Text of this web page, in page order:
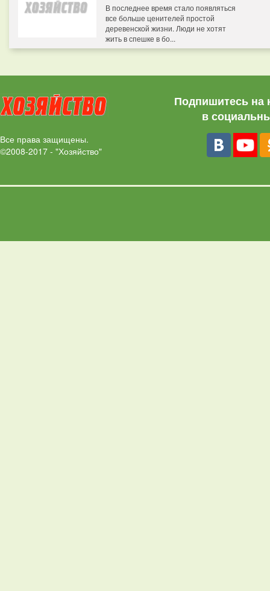
В последнее время стало появляться
все больше ценителей простой
деревенской жизни. Люди не хотят
жить в спешке в бо...
Все права защищены.
©2008-2017 - "Хозяйство"
Подпишитесь на
в